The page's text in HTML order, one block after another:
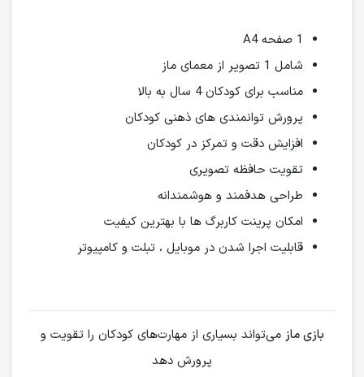
1 صفحه A4
شامل 1 تصویر از معمای ماز
مناسب برای کودکان 4 سال به بالا
پرورش توانمندی های ذهنی کودکان
افزایش دقت و تمرکز در کودکان
تقویت حافظه تصویری
طراحی هدفمند و هوشمندانه
امکان پرینت کاربرگ ها با بهترین کیفیت
قابلیت اجرا شدن در موبایل ، تبلت و کامپیوتر
بازی ماز می‌تواند بسیاری از مهارت‌های کودکان را تقویت و
پرورش دهد